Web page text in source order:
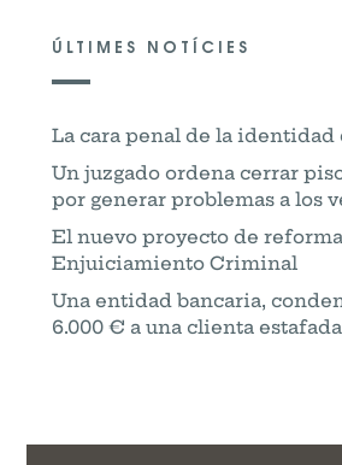
ÚLTIMES NOTÍCIES
La cara penal de la
Un juzgado ordena cerrar
por generar problemas a los
El nuevo proyecto de
Enjuiciamiento Criminal
Una entidad bancaria,
6.000 € a una clienta estafada